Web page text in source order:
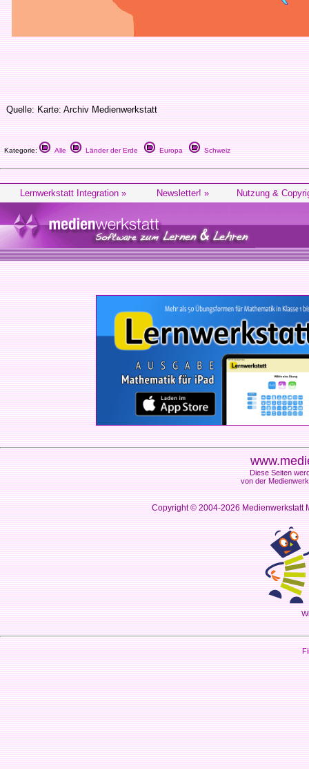
Quelle: Karte: Archiv Medienwerkstatt
Kategorie: Alle Länder der Erde Europa Schweiz
Lernwerkstatt Integration » Newsletter! » Nutzung &
Diese Seiten
von der
Copyright © 2004-2026Medienwerkstatt